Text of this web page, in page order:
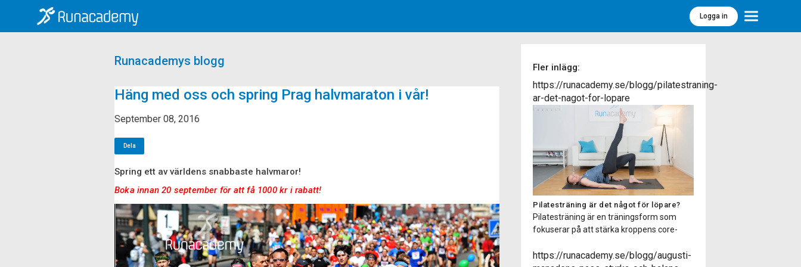
Logga in Meny
Runacademys blogg
Häng med oss och spring Prag halvmaraton i vår!
September 08, 2016
Dela
Spring ett av världens snabbaste halvmaror!
Boka innan 20 september för att få 1000 kr i rabatt!
Fler inlägg:
https://runacademy.se/blogg/pilatestraning-
ar-det-nagot-for-lopare
Pilatesträning är det något för löpare?
Pilatesträning är en träningsform som
fokuserar på att stärka kroppens core-
balansen och hållningen samt öka
https://runacademy.se/blogg/augusti-